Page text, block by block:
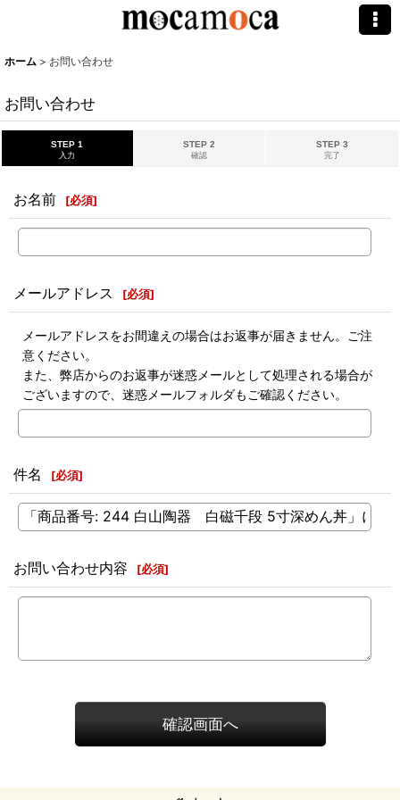
ホーム > お問い合わせ
お問い合わせ
STEP 1
入力
STEP 2
確認
STEP 3
完了
お名前 [必須]
メールアドレス [必須]
メールアドレスをお間違えの場合はお返事が届きません。ご注
意ください。
また、弊店からのお返事が迷惑メールとして処理される場合が
ございますので、迷惑メールフォルダもご確認ください。
件名 [必須]
お問い合わせ内容 [必須]
確認画面へ